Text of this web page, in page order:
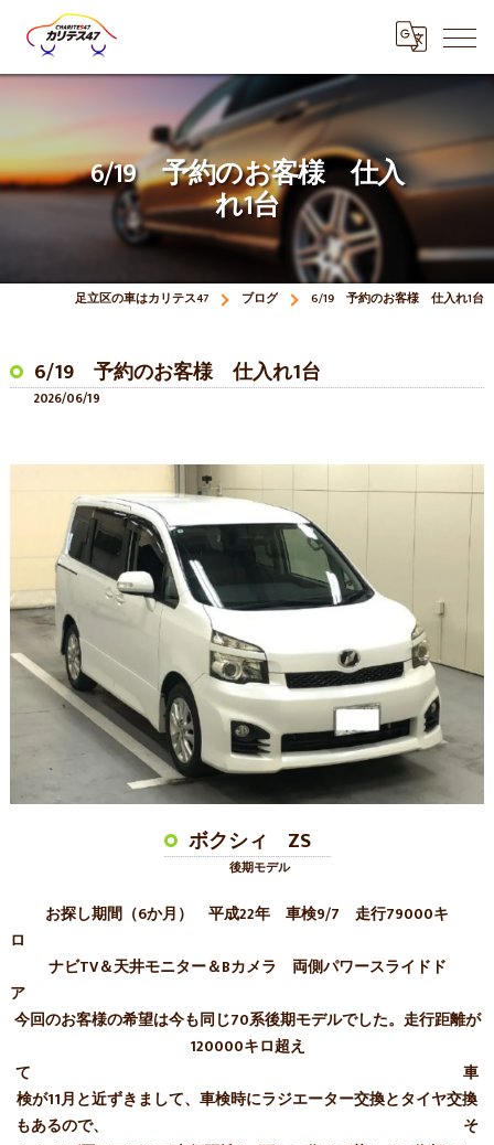
6/19 予約のお客様 仕入
れ1台
足立区の車はカリテス47 ブログ 6/19 予約のお客様 仕入れ1台
6/19 予約のお客様 仕入れ1台
2026/06/19
ボクシィ ZS
後期モデル
お探し期間（6か月） 平成22年 車検9/7 走行79000キ
ナビTV＆天井モニター＆Bカメラ 両側パワースライドド
今回のお客様の希望は今も同じ70系後期モデルでした。走行距離が
120000キロ超え
て 車
検が11月と近ずきまして、車検時にラジエーター交換とタイヤ交換
もあるので、 そ